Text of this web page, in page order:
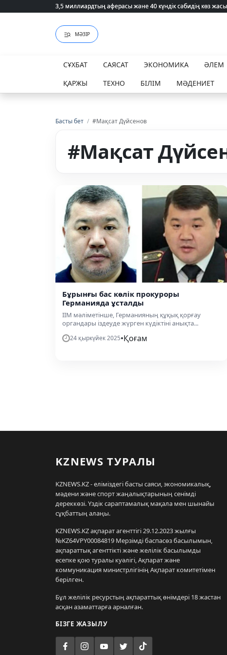
3,5 миллиардтың аферасы және 40 күндік сәбидің көз
3,5 миллиардтың аферасы және 40 күндік сәбидің көз
МӘЗІР
СҰХБАТ САЯСАТ ЭКОНОМИКА ӘЛЕМ
ҚАРЖЫ
ТЕХНО БІЛІМ МӘДЕНИЕТ
Басты бет / #Мақсат Дүйсенов
#Мақсат
Бұрынғы бас көлік прокуроры
Германияда ұсталды
ІІМ мәліметінше, Германияның құқық қорғау
органдары іздеуде жүрген күдіктіні анықта...
24 қыркүйек 2025•Қоғам
KZNEWS ТУРАЛЫ
KZNEWS.KZ - еліміздегі басты саяси, экономикалық,
мәдени және спорт жаңалықтарының сенімді
дереккөзі. Үздік сараптамалық мақала мен шынайы
сұқбаттың алаңы.
KZNEWS.KZ ақпарат агенттігі 29.12.2023 жылғы
№KZ64VPY00084819 Мерзімді баспасөз басылымын,
ақпараттық агенттікті және желілік басылымды
есепке қою туралы куәлігі, Ақпарат және
коммуникация министрлігінің Ақпарат комитетімен
берілген.
Бұл желілік ресурстың ақпараттық өнімдері 18 жастан
асқан азаматтарға арналған.
БІЗГЕ ЖАЗЫЛУ